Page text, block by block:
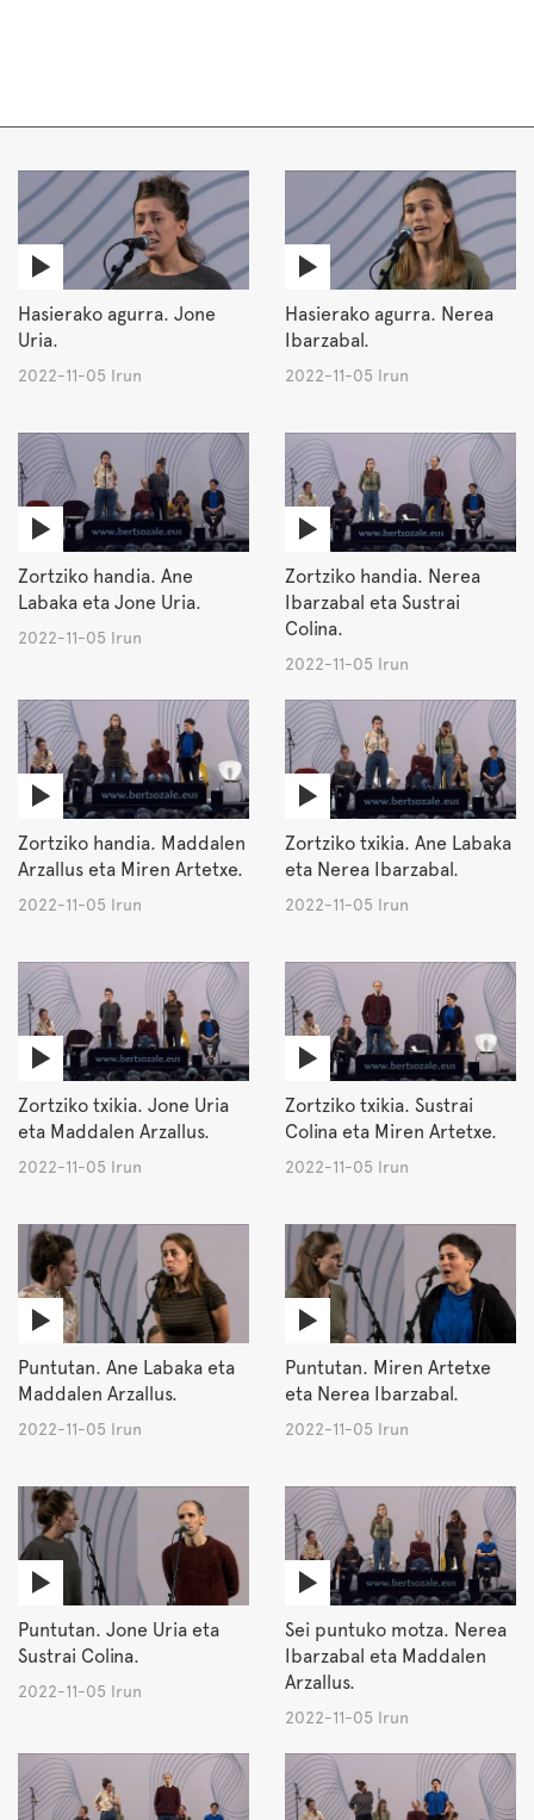
Hasierako agurra. Jone
Uria.
2022-11-05 Irun
Hasierako agurra. Nerea
Ibarzabal.
2022-11-05 Irun
Zortziko handia. Ane
Labaka eta Jone Uria.
2022-11-05 Irun
Zortziko handia. Nerea
Ibarzabal eta Sustrai
Colina.
2022-11-05 Irun
Zortziko handia. Maddalen
Arzallus eta Miren Artetxe.
2022-11-05 Irun
Zortziko txikia. Ane Labaka
eta Nerea Ibarzabal.
2022-11-05 Irun
Zortziko txikia. Jone Uria
eta Maddalen Arzallus.
2022-11-05 Irun
Zortziko txikia. Sustrai
Colina eta Miren Artetxe.
2022-11-05 Irun
Puntutan. Ane Labaka eta
Maddalen Arzallus.
2022-11-05 Irun
Puntutan. Miren Artetxe
eta Nerea Ibarzabal.
2022-11-05 Irun
Puntutan. Jone Uria eta
Sustrai Colina.
2022-11-05 Irun
Sei puntuko motza. Nerea
Ibarzabal eta Maddalen
Arzallus.
2022-11-05 Irun